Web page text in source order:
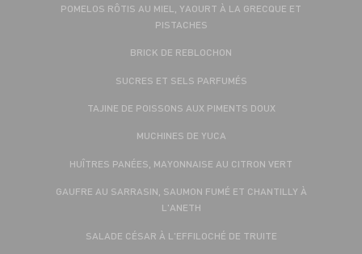
POMELOS RÔTIS AU MIEL, YAOURT À LA GRECQUE ET
PISTACHES
BRICK DE REBLOCHON
SUCRES ET SELS PARFUMÉS
TAJINE DE POISSONS AUX PIMENTS DOUX
MUCHINES DE YUCA
HUÎTRES PANÉES, MAYONNAISE AU CITRON VERT
GAUFRE AU SARRASIN, SAUMON FUMÉ ET CHANTILLY À
L'ANETH
SALADE CÉSAR À L'EFFILOCHÉ DE TRUITE